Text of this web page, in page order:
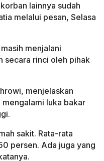
lainnya sudah
melalui pesan, Selasa
menjalani
secara rinci oleh pihak
menjelaskan
luka bakar
sakit. Rata-rata
persen. Ada juga yang